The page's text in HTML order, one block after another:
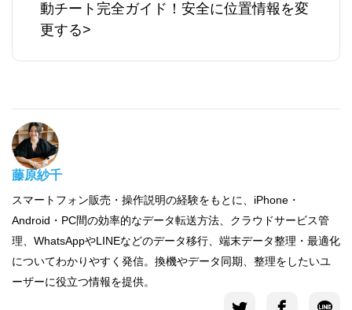
動チート完全ガイド！安全に位置情報を変
更する>
藤原紗千
スマートフォン販売・操作説明の経験をもとに、iPhone・
Android・PC間の効率的なデータ転送方法、クラウドサービス管
理、WhatsAppやLINEなどのデータ移行、端末データ整理・最適化
についてわかりやすく発信。換機やデータ同期、整理をしたいユ
ーザーに役立つ情報を提供。